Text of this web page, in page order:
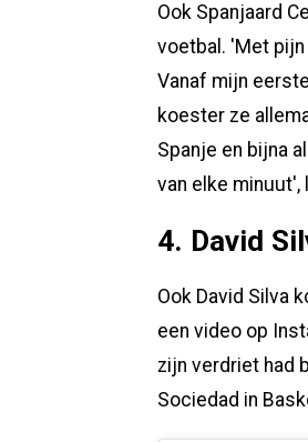
Ook Spanjaard
voetbal. 'Met
Vanaf mijn
koester ze
Spanje en bijna
van elke minuut',
4. David
Ook David Silva
een video op
zijn verdriet had
Sociedad in